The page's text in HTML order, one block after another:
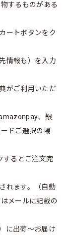
するものがある
ートボタンをク
情報も）を入力
がご利用いただ
、銀
ドご選択の場
するとご注文完
れます。（自動
メールに記載の
に出荷～お届け